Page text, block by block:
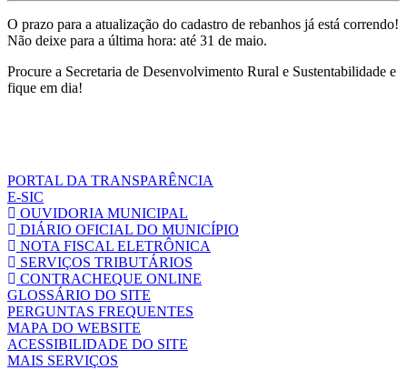
O prazo para a atualização do cadastro de rebanhos já está correndo!
Não deixe para a última hora: até 31 de maio.
Procure a Secretaria de Desenvolvimento Rural e Sustentabilidade e
fique em dia!
PORTAL DA TRANSPARÊNCIA
E-SIC
OUVIDORIA MUNICIPAL
DIÁRIO OFICIAL DO MUNICÍPIO
NOTA FISCAL ELETRÔNICA
SERVIÇOS TRIBUTÁRIOS
CONTRACHEQUE ONLINE
GLOSSÁRIO DO SITE
PERGUNTAS FREQUENTES
MAPA DO WEBSITE
ACESSIBILIDADE DO SITE
MAIS SERVIÇOS